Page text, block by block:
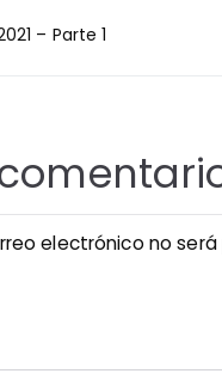
– Parte 1
electrónico no será